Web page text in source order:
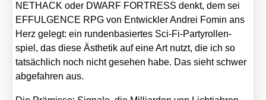
NETHACK oder DWARF FORTRESS denkt, dem sei
EFFULGENCE RPG von Ent­wick­ler And­rei Fomin ans
Herz gelegt: ein run­den­ba­sier­tes Sci-Fi-Par­ty­rol­len­
spiel, das die­se Ästhe­tik auf eine Art nutzt, die ich so
tat­säch­lich noch nicht gese­hen habe. Das sieht schwer
abge­fah­ren aus.